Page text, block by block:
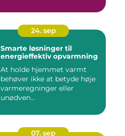
24. sep
Smarte løsninger til
energieffektiv opvarmning
At holde hjemmet varmt
behøver ikke at betyde høje
varmeregninger eller
unødven...
07. sep